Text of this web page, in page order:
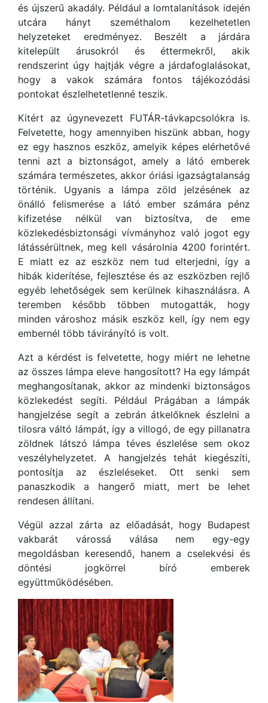
és újszerű akadály. Például a lomtalanítások idején
utcára hányt szeméthalom kezelhetetlen
helyzeteket eredményez. Beszélt a járdára
kitelepült árusokról és éttermekről, akik
rendszerint úgy hajtják végre a járdafoglalásokat,
hogy a vakok számára fontos tájékozódási
pontokat észlelhetetlenné teszik.
Kitért az úgynevezett FUTÁR-távkapcsolókra is.
Felvetette, hogy amennyiben hiszünk abban, hogy
ez egy hasznos eszköz, amelyik képes elérhetővé
tenni azt a biztonságot, amely a látó emberek
számára természetes, akkor óriási igazságtalanság
történik. Ugyanis a lámpa zöld jelzésének az
önálló felismerése a látó ember számára pénz
kifizetése nélkül van biztosítva, de eme
közlekedésbiztonsági vívmányhoz való jogot egy
látássérültnek, meg kell vásárolnia 4200 forintért.
E miatt ez az eszköz nem tud elterjedni, így a
hibák kiderítése, fejlesztése és az eszközben rejlő
egyéb lehetőségek sem kerülnek kihasználásra. A
teremben később többen mutogatták, hogy
minden városhoz másik eszköz kell, így nem egy
embernél több távirányító is volt.
Azt a kérdést is felvetette, hogy miért ne lehetne
az összes lámpa eleve hangosított? Ha egy lámpát
meghangosítanak, akkor az mindenki biztonságos
közlekedést segíti. Például Prágában a lámpák
hangjelzése segít a zebrán átkelőknek észlelni a
tilosra váltó lámpát, így a villogó, de egy pillanatra
zöldnek látszó lámpa téves észlelése sem okoz
veszélyhelyzetet. A hangjelzés tehát kiegészíti,
pontosítja az észleléseket. Ott senki sem
panaszkodik a hangerő miatt, mert be lehet
rendesen állítani.
Végül azzal zárta az előadását, hogy Budapest
vakbarát várossá válása nem egy-egy
megoldásban keresendő, hanem a cselekvési és
döntési jogkörrel bíró emberek
együttműködésében.